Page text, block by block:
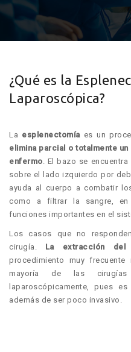
¿Qué es la
Laparoscópica?
La esplenectomíaes un
elimina parcial o totalmente
enfermo. El bazo se
sobre el lado izquierdo por
ayuda al cuerpo a combatir
como a filtrar la sangre,
funciones importantes en el
Los casos que no
cirugía. La extracción del
procedimiento muy
mayoría de las
laparoscópicamente, pues
además de ser poco invasivo.